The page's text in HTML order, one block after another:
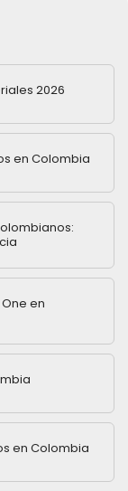
2026
en Colombia
en
en Colombia